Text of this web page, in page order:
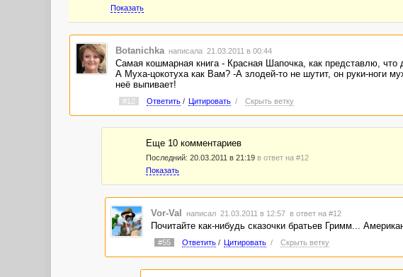
Показать
Botanichka написала 21.03.2011 в 00:44
Самая кошмарная книга - Красная Шапочка, как представлю,
А Муха-цокотуха как Вам? -А злодей-то не шутит, он руки-ноги
неё выпивает!
#12 Ответить/ Цитировать / Скрыть ветку
Еще 10 комментариев
Последний: 20.03.2011 в 21:19 в ответ на #12
Показать
Vor-Val написал 21.03.2011 в 12:57 в ответ на #12
Почитайте как-нибудь сказочки братьев Гримм...
#55 Ответить/ Цитировать / Скрыть ветку